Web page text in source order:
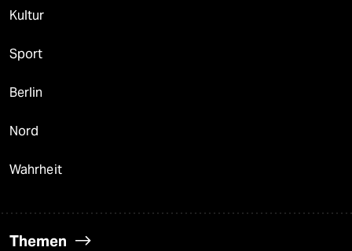
Kultur
Sport
Berlin
Nord
Wahrheit
Themen